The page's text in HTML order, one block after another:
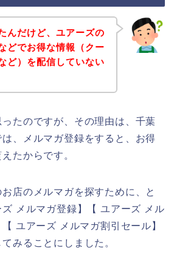
んだけど、ユアーズの
どでお得な情報（クー
ど）を配信していない
たのですが、その理由は、千葉
、メルマガ登録をすると、お得
たからです。
店のメルマガを探すために、と
メルマガ登録】【 ユアーズ メル
ユアーズ メルマガ割引セール】
みることにしました。